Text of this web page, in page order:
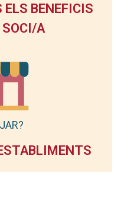
ELS BENEFICIS
SOCI/A